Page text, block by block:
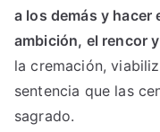
a los demás y hacer
ambición, el rencor
la cremación,
sentencia que las
sagrado.